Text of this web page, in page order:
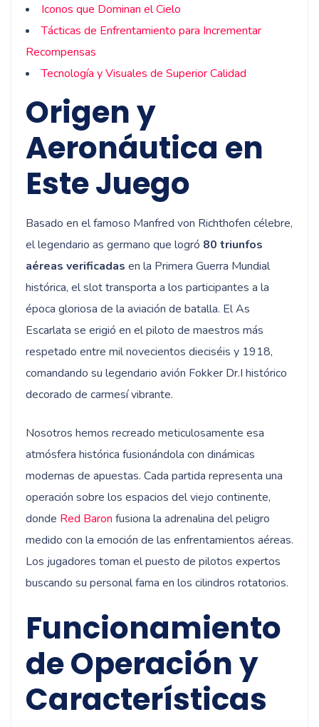
Iconos que Dominan el Cielo
Tácticas de Enfrentamiento para Incrementar
Recompensas
Tecnología y Visuales de Superior Calidad
Origen y
Aeronáutica en
Este Juego
Basado en el famoso Manfred von Richthofen célebre,
el legendario as germano que logró 80 triunfos
aéreas verificadas en la Primera Guerra Mundial
histórica, el slot transporta a los participantes a la
época gloriosa de la aviación de batalla. El As
Escarlata se erigió en el piloto de maestros más
respetado entre mil novecientos dieciséis y 1918,
comandando su legendario avión Fokker Dr.I histórico
decorado de carmesí vibrante.
Nosotros hemos recreado meticulosamente esa
atmósfera histórica fusionándola con dinámicas
modernas de apuestas. Cada partida representa una
operación sobre los espacios del viejo continente,
donde Red Baron fusiona la adrenalina del peligro
medido con la emoción de las enfrentamientos aéreas.
Los jugadores toman el puesto de pilotos expertos
buscando su personal fama en los cilindros rotatorios.
Funcionamiento
de Operación y
Características